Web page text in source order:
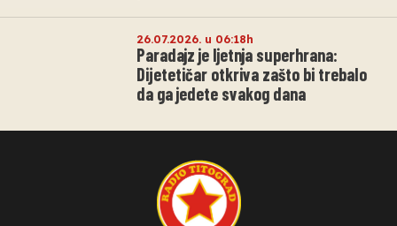
26.07.2026. u 06:18h
Paradajz je ljetnja superhrana:
Dijetetičar otkriva zašto bi trebalo
da ga jedete svakog dana